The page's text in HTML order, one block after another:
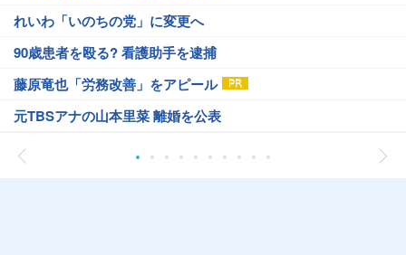
れいわ「いのちの党」に変更へ
90歳患者を殴る? 看護助手を逮捕
藤原竜也「労務改善」をアピール
元TBSアナの山本里菜 離婚を公表